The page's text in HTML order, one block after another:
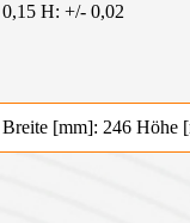
H: +/- 0,02
[mm]: 246 Höhe